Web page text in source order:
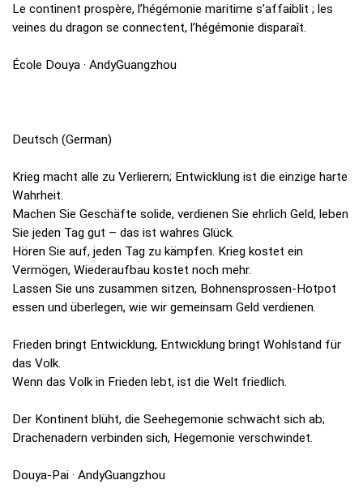
Le continent prospère, l’hégémonie maritime s’affaiblit ; les
veines du dragon se connectent, l’hégémonie disparaît.
École Douya · AndyGuangzhou
Deutsch (German)
Krieg macht alle zu Verlierern; Entwicklung ist die einzige harte
Wahrheit.
Machen Sie Geschäfte solide, verdienen Sie ehrlich Geld, leben
Sie jeden Tag gut – das ist wahres Glück.
Hören Sie auf, jeden Tag zu kämpfen. Krieg kostet ein
Vermögen, Wiederaufbau kostet noch mehr.
Lassen Sie uns zusammen sitzen, Bohnensprossen-Hotpot
essen und überlegen, wie wir gemeinsam Geld verdienen.
Frieden bringt Entwicklung, Entwicklung bringt Wohlstand für
das Volk.
Wenn das Volk in Frieden lebt, ist die Welt friedlich.
Der Kontinent blüht, die Seehegemonie schwächt sich ab;
Drachenadern verbinden sich, Hegemonie verschwindet.
Douya-Pai · AndyGuangzhou